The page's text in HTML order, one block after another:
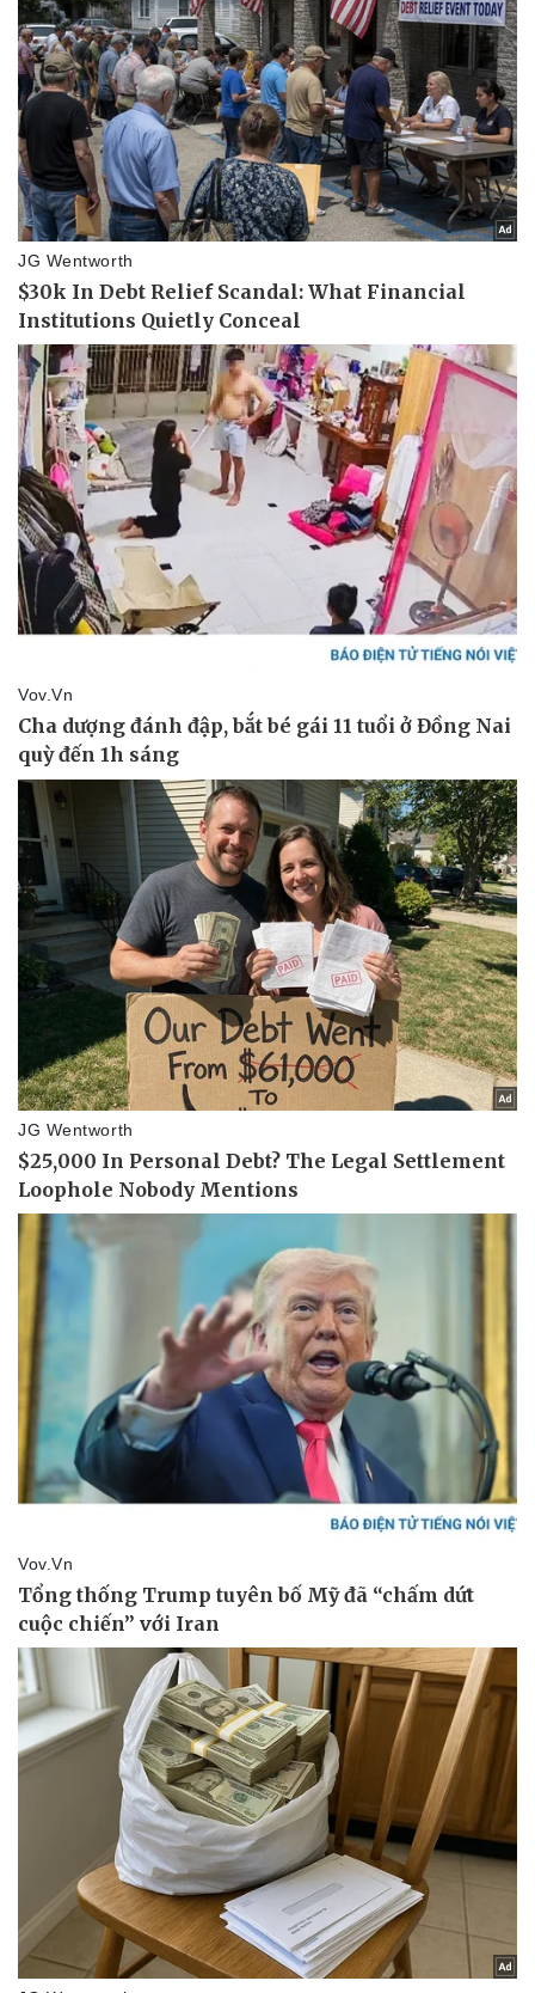
Thể thao
Bóng đá
Lịch thi đấu bóng đá
Thế giới thể thao
eSports
Hậu trường
Ô tô - Xe máy
Ô tô
Xe máy
Tư vấn